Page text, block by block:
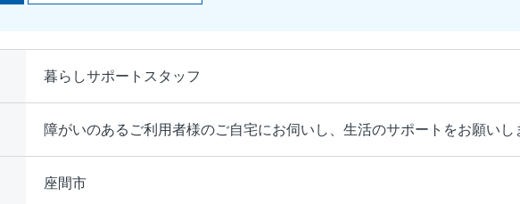
暮らしサポートスタッフ
障がいのあるご利用者様のご自宅にお伺いし、生活のサポートをお願いし
座間市